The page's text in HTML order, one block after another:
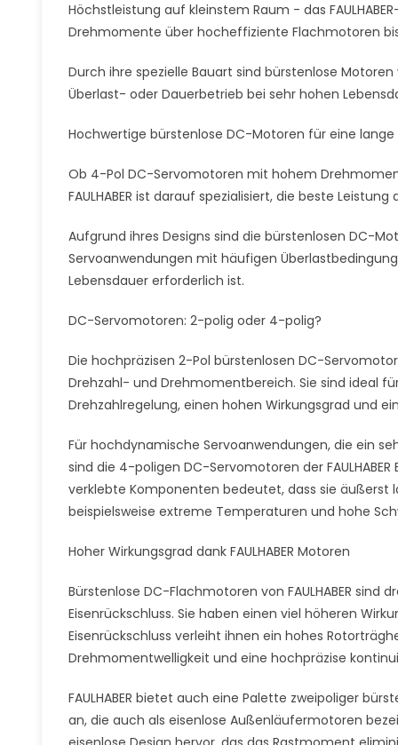
Höchstleistung auf kleinstem Raum - das
Drehmomente über hocheffiziente Flachmotoren
Durch ihre spezielle Bauart sind bürstenlose Motoren
Überlast- oder Dauerbetrieb bei sehr hohen
Hochwertige bürstenlose DC-Motoren für eine lange
Ob 4-Pol DC-Servomotoren mit hohem
FAULHABER ist darauf spezialisiert, die beste
Aufgrund ihres Designs sind die bürstenlosen DC-
Servoanwendungen mit häufigen
Lebensdauer erforderlich ist.
DC-Servomotoren: 2-polig oder 4-polig?
Die hochpräzisen 2-Pol bürstenlosen DC-
Drehzahl- und Drehmomentbereich. Sie sind ideal
Drehzahlregelung, einen hohen Wirkungsgrad und
Für hochdynamische Servoanwendungen, die ein
sind die 4-poligen DC-Servomotoren der
verklebte Komponenten bedeutet, dass sie äußerst
beispielsweise extreme Temperaturen und hohe
Hoher Wirkungsgrad dank FAULHABER Motoren
Bürstenlose DC-Flachmotoren von FAULHABER
Eisenrückschluss. Sie haben einen viel höheren
Eisenrückschluss verleiht ihnen ein hohes
Drehmomentwelligkeit und eine hochpräzise
FAULHABER bietet auch eine Palette zweipoliger
an, die auch als eisenlose Außenläufermotoren